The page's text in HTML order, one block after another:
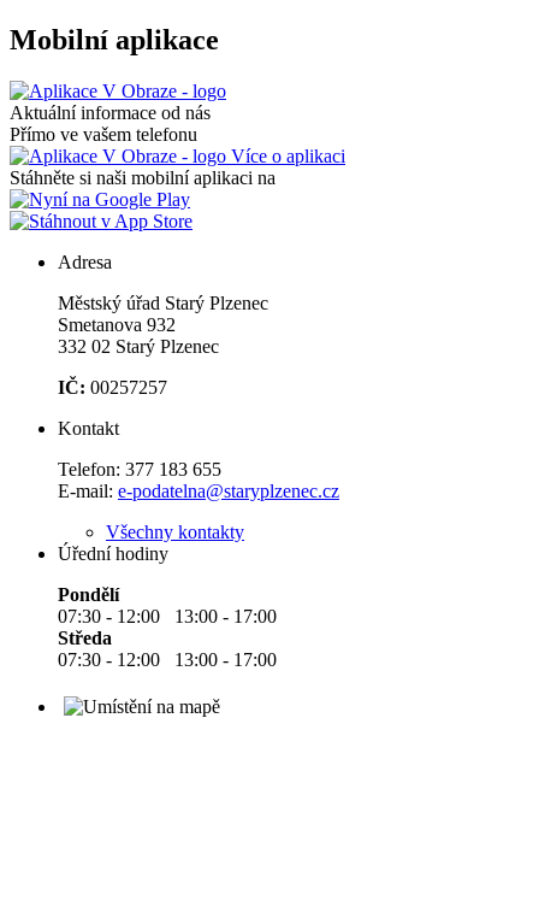
Mobilní aplikace
Aktuální informace od nás
Přímo ve vašem telefonu
Více o aplikaci
Stáhněte si naši mobilní aplikaci na
Adresa
Městský úřad Starý Plzenec
Smetanova 932
332 02 Starý Plzenec
IČ: 00257257
Kontakt
Telefon: 377 183 655
E-mail: e-podatelna@staryplzenec.cz
Všechny kontakty
Úřední hodiny
Pondělí
07:30 - 12:00 13:00 - 17:00
Středa
07:30 - 12:00 13:00 - 17:00